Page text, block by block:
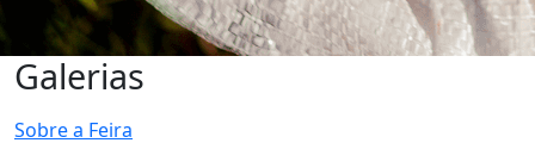
Galerias
Sobre a Feira